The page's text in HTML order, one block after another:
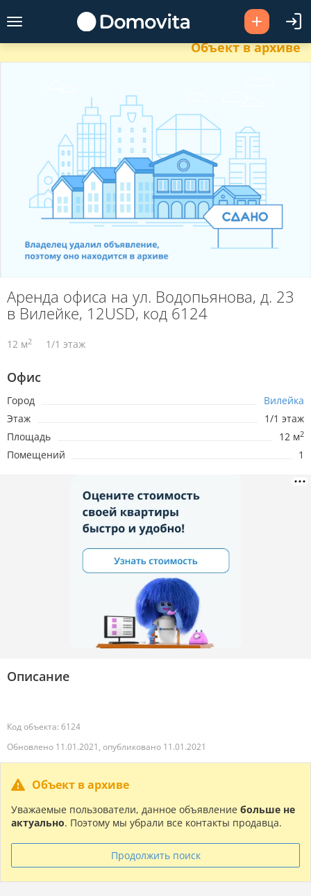
Объект в архиве
Аренда офиса на ул. Водопьянова, д. 23
в Вилейке, 12USD, код 6124
12 м2 1/1 этаж
Офис
Город
Вилейка
Этаж
1/1 этаж
Площадь
12 м2
Помещений 1
Описание
Код объекта: 6124
Обновлено 11.01.2021, опубликовано 11.01.2021
Объект в архиве
Уважаемые пользователи, данное объявление больше не
актуально. Поэтому мы убрали все контакты продавца.
Продолжить поиск